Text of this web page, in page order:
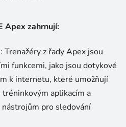
l
á
a
c
í
p
r
v
Apex zahrnují:
: Trenažéry z řady Apex jsou
funkcemi, jako jsou dotykové
k internetu, které umožňují
aplikacím a
pro sledování